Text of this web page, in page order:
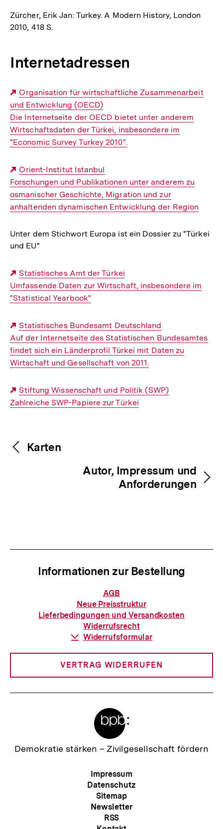
Zürcher, Erik Jan: Turkey. A Modern History, London
2010, 418 S.
Internetadressen
Externer
Link:
Organisation für wirtschaftliche Zusammenarbeit
und Entwicklung (OECD)
Die Internetseite der OECD bietet unter anderem
Wirtschaftsdaten der Türkei, insbesondere im
"Economic Survey Turkey 2010".
Externer
Link:
Orient-Institut Istanbul
Forschungen und Publikationen unter anderem zu
osmanischer Geschichte, Migration und zur
anhaltenden dynamischen Entwicklung der Region
Unter dem Stichwort Europa ist ein Dossier zu "Türkei
und EU"
Externer
Link:
Statistisches Amt der Türkei
Umfassende Daten zur Wirtschaft, insbesondere im
"Statistical Yearbook"
Externer
Link:
Statistisches Bundesamt Deutschland
Auf der Internetseite des Statistischen Bundesamtes
findet sich ein Länderprofil Türkei mit Daten zu
Wirtschaft und Gesellschaft von 2011.
Externer
Link:
Stiftung Wissenschaft und Politik (SWP)
Zahlreiche SWP-Papiere zur Türkei
Inhaltsnavigation
Inhaltsnavigation
Karten
Autor, Impressum und
Anforderungen
Informationen zur Bestellung
Informationen
zur
Bestellung
AGB
Neue Preisstruktur
Lieferbedingungen und Versandkosten
Widerrufsrecht
Download-
Widerrufsformular
VERTRAG WIDERRUFEN
Zur
Demokratie stärken – Zivilgesellschaft fördern
Meta-
Navigation
Impressum
Datenschutz
Sitemap
Newsletter
RSS